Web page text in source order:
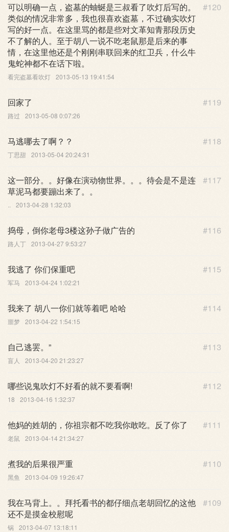
#120
可以明确一点，盗墓的蚰蜒是三叔看了吹灯后写的。
类似的情况非常多，我也很喜欢盗墓，不过确实吹灯
写的好一点。在这里骂的都是些对文革知青那段历史
不了解的人。至于胡八一说不吃老鼠那是后来的事
情，在这里他还是个刚刚串联回来的红卫兵，什么牛
鬼蛇神都不在话下啦。
看完盗墓看吹灯 2013-05-13 19:41:54
#119
回家了
路过 2013-05-08 0:07:26
#118
马逃哪去了啊？？
丁思甜 2013-05-04 20:24:31
#117
这一部分。。好像在演动物世界。。。待会是不是连
草泥马都要蹦出来了。。
.. 2013-04-28 1:32:03
#116
捣母，倒你老母3楼这孙子做广告的
路人丁 2013-04-27 9:53:27
#115
我逃了 你们保重吧
军马 2013-04-24 1:02:21
#114
我来了 胡八一你们就等着吧 哈哈
噩梦 2013-04-22 1:54:15
#113
自己逃罢。”
盲人 2013-04-20 21:23:27
#112
哪些说鬼吹灯不好看的就不要看啊!
18 2013-04-16 1:32:37
#111
他妈的姓胡的，你祖宗都不吃我你敢吃。反了你了
老鼠 2013-04-14 21:34:27
#110
煮我的后果很严重
黑鱼 2013-04-09 19:26:47
#109
我在马背上。。拜托看书的都仔细点老胡回忆的这他
还不是摸金校慰呢
锅 2013-04-07 13:18:11